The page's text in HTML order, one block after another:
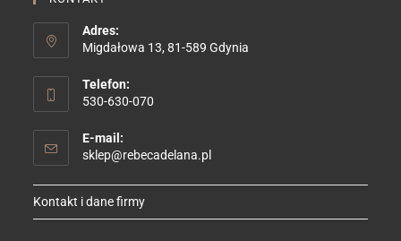
Adres:
Migdałowa 13, 81-589 Gdynia
Telefon:
530-630-070
E-mail:
sklep@rebecadelana.plOpens
your
Kontakt i dane firmy